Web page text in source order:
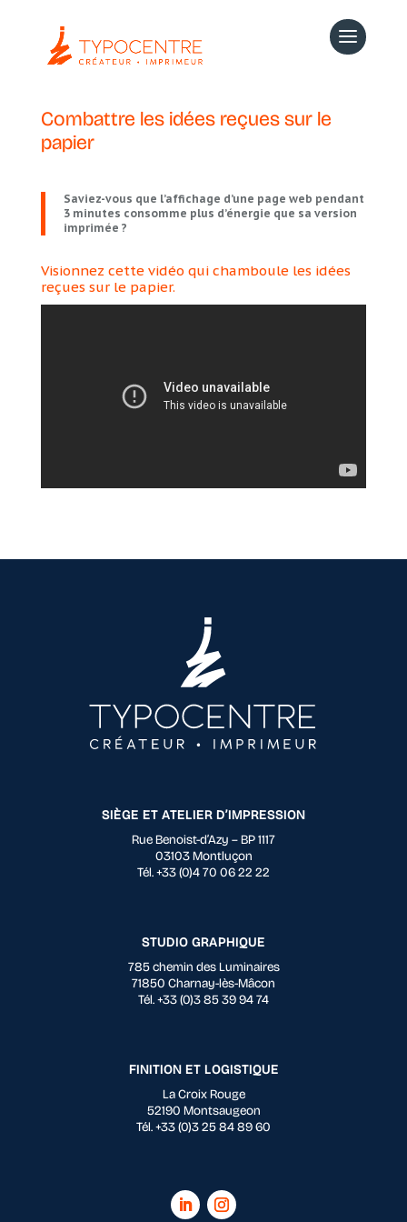
Combattre les idées reçues sur le
papier
Saviez-vous que l’affichage d’une page web pendant
3 minutes consomme plus d’énergie que sa version
imprimée ?
Visionnez cette vidéo qui chamboule les idées
reçues sur le papier.
SIÈGE ET ATELIER D’IMPRESSION
Rue Benoist-d’Azy – BP 1117
03103 Montluçon
Tél. +33 (0)4 70 06 22 22
STUDIO GRAPHIQUE
785 chemin des Luminaires
71850 Charnay-lès-Mâcon
Tél. +33 (0)3 85 39 94 74
FINITION ET LOGISTIQUE
La Croix Rouge
52190 Montsaugeon
Tél. +33 (0)3 25 84 89 60